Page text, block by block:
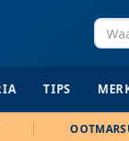
TIPS